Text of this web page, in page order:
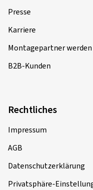
Presse
Karriere
Montagepartner werden
B2B-Kunden
Rechtliches
Impressum
AGB
Datenschutzerklärung
Privatsphäre-